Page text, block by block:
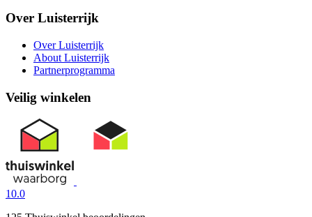
Over Luisterrijk
Over Luisterrijk
About Luisterrijk
Partnerprogramma
Veilig winkelen
10.0